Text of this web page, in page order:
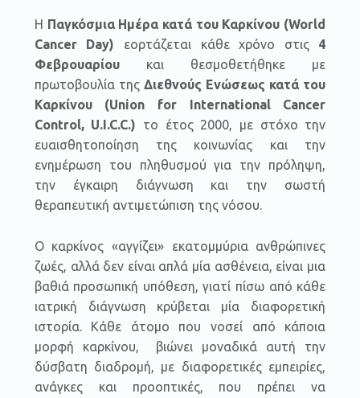
Η Παγκόσμια Ημέρα κατά του Καρκίνου (World
Cancer Day) εορτάζεται κάθε χρόνο στις 4
Φεβρουαρίουκαι θεσμοθετήθηκε με
πρωτοβουλία της Διεθνούς Ενώσεως κατά του
Καρκίνου (Union for International Cancer
Control, U.I.C.C.) το έτος 2000, με στόχο την
ευαισθητοποίηση της κοινωνίας και την
ενημέρωση του πληθυσμού για την πρόληψη,
την έγκαιρη διάγνωση και την σωστή
θεραπευτική αντιμετώπιση της νόσου.
Ο καρκίνος «αγγίζει» εκατομμύρια ανθρώπινες
ζωές, αλλά δεν είναι απλά μία ασθένεια, είναι μια
βαθιά προσωπική υπόθεση, γιατί πίσω από κάθε
ιατρική διάγνωση κρύβεται μία διαφορετική
ιστορία. Κάθε άτομο που νοσεί από κάποια
μορφή καρκίνου, βιώνει μοναδικά αυτή την
δύσβατη διαδρομή, με διαφορετικές εμπειρίες,
ανάγκες και προοπτικές, που πρέπει να